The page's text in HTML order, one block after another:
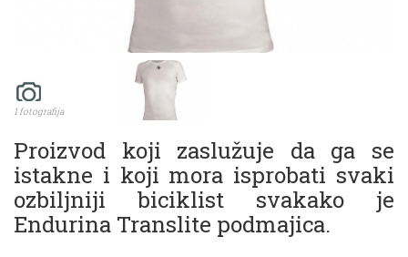
1 fotografija
Proizvod koji zaslužuje da ga se
istakne i koji mora isprobati svaki
ozbiljniji biciklist svakako je
Endurina Translite podmajica.